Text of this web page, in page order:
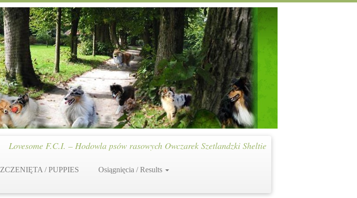
Lovesome F.C.I. – Hodowla psów rasowych Owczarek Szetlandzki Sheltie
/ PUPPIES
Osiągnięcia / Results